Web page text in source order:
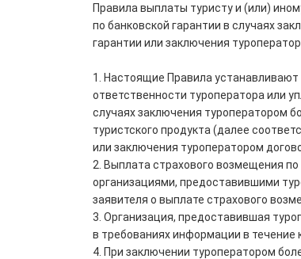
Правила выплаты туристу и (или)
по банковской гарантии в случаях
гарантии или заключения
1. Настоящие Правила устанавливают
ответственности туроператора или
случаях заключения туроператором
туристского продукта (далее
или заключения туроператором
2. Выплата страхового возмещения
организациями, предоставившими
заявителя о выплате страхового
3. Организация, предоставившая
в требованиях информации в течение
4. При заключении туроператором